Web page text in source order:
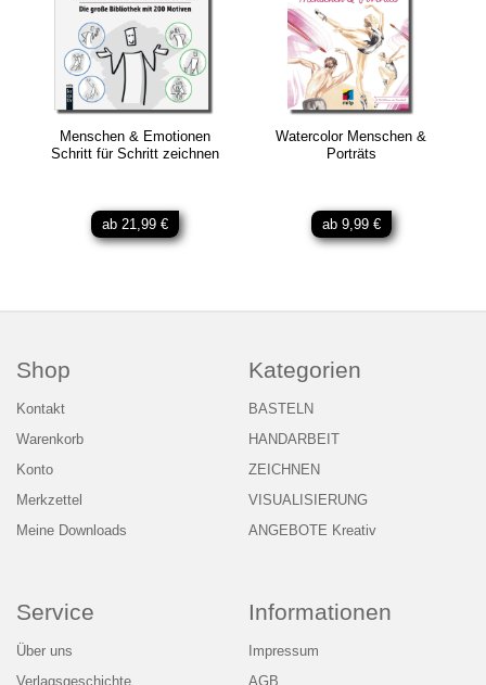
Menschen & Emotionen
Schritt für Schritt zeichnen
ab 21,99 €
Watercolor Menschen &
Porträts
ab 9,99 €
Shop
Kontakt
Warenkorb
Konto
Merkzettel
Meine Downloads
Kategorien
BASTELN
HANDARBEIT
ZEICHNEN
VISUALISIERUNG
ANGEBOTE Kreativ
Service
Über uns
Verlagsgeschichte
Informationen
Impressum
AGB